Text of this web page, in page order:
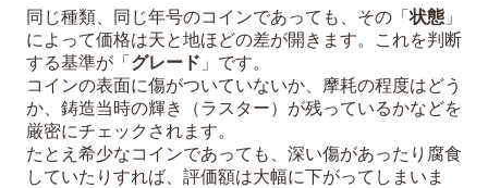
同じ種類、同じ年号のコインであっても、その「状態 」
によって価格は天と地ほどの差が開きます。これを判断
する基準が「 グレード 」です。
コインの表面に傷がついていないか、摩耗の程度はどう
か、鋳造当時の輝き（ラスター）が残っているかなどを
厳密にチェックされます。
たとえ希少なコインであっても、深い傷があったり腐食
していたりすれば、評価額は大幅に下がってしまいま